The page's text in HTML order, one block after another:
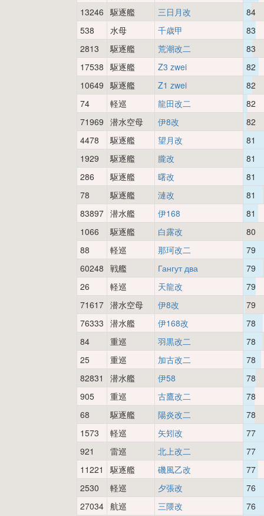
13246 駆逐艦 三日月改
84
538
水母 千歳甲
83
2813
駆逐艦 荒潮改二
83
17538 駆逐艦 Z3 zwei
82
10649 駆逐艦 Z1 zwei
82
74
軽巡 龍田改二
82
71969 潜水空母 伊8改
82
4478
駆逐艦 望月改
81
1929
駆逐艦 朧改
81
286
駆逐艦 曙改
81
78
駆逐艦 漣改
81
83897 潜水艦 伊168
81
1066
駆逐艦 白露改
80
88
軽巡 那珂改二
79
60248 戦艦 Гангут два
79
26
軽巡 天龍改
79
71617 潜水空母 伊8改
79
76333 潜水艦 伊168改
78
84
重巡 羽黒改二
78
25
重巡 加古改二
78
82831
潜水艦 伊58
78
905
重巡 古鷹改二
78
68
駆逐艦 陽炎改二
78
1573
軽巡 矢矧改
77
921
雷巡 北上改二
77
11221
駆逐艦 磯風乙改
77
2530
軽巡 夕張改
76
27034 航巡 三隈改
76